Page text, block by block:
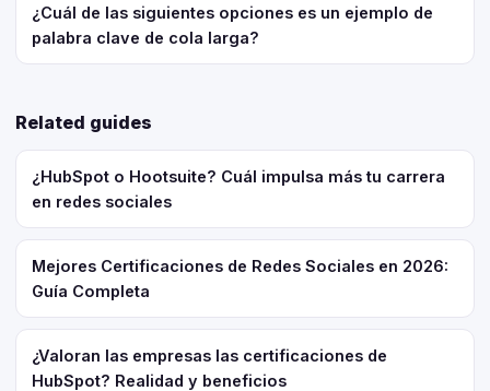
¿Cuál de las siguientes opciones es un ejemplo de
palabra clave de cola larga?
Related guides
¿HubSpot o Hootsuite? Cuál impulsa más tu carrera
en redes sociales
Mejores Certificaciones de Redes Sociales en 2026:
Guía Completa
¿Valoran las empresas las certificaciones de
HubSpot? Realidad y beneficios